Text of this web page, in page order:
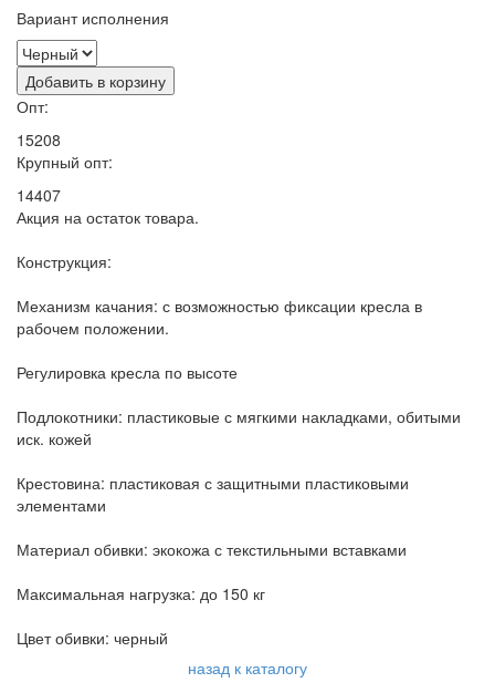
Вариант исполнения
Добавить в корзину
Опт:
15208
Крупный опт:
14407
Акция на остаток товара.
Конструкция:
Механизм качания: с возможностью фиксации кресла в
рабочем положении.
Регулировка кресла по высоте
Подлокотники: пластиковые с мягкими накладками, обитыми
иск. кожей
Крестовина: пластиковая с защитными пластиковыми
элементами
Материал обивки: экокожа с текстильными вставками
Максимальная нагрузка: до 150 кг
Цвет обивки: черный
назад к каталогу